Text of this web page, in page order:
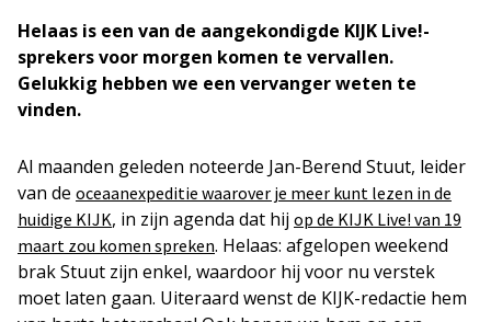
Helaas is een van de aangekondigde KIJK Live!-
sprekers voor morgen komen te vervallen.
Gelukkig hebben we een vervanger weten te
vinden.
Al maanden geleden noteerde Jan-Berend Stuut, leider
van de oceaanexpeditie waarover je meer kunt lezen in de
huidige KIJK, in zijn agenda dat hij op de KIJK Live! van 19
maart zou komen spreken. Helaas: afgelopen weekend
brak Stuut zijn enkel, waardoor hij voor nu verstek
moet laten gaan. Uiteraard wenst de KIJK-redactie hem